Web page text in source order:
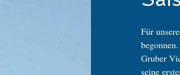
Für
Gruber
seine